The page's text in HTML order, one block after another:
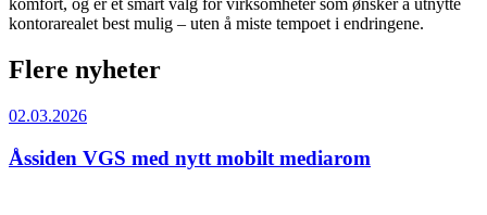
komfort, og er et smart valg for virksomheter som ønsker å utnytte
kontorarealet best mulig – uten å miste tempoet i endringene.
Flere nyheter
02.03.2026
Åssiden VGS med nytt mobilt mediarom